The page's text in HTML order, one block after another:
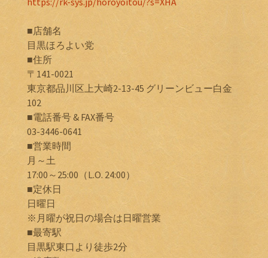
■店舗名
目黒ほろよい党
■住所
〒141-0021
東京都品川区上大崎2-13-45 グリーンビュー白金
102
■電話番号 & FAX番号
03-3446-0641
■営業時間
月～土
17:00～25:00（L.O. 24:00）
■定休日
日曜日
※月曜が祝日の場合は日曜営業
■最寄駅
目黒駅東口より徒歩2分